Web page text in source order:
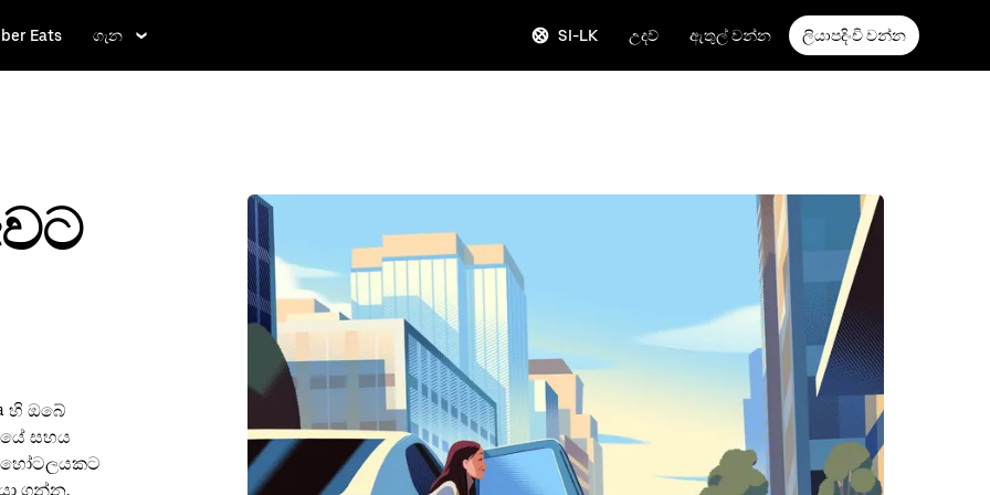
Eats ගැන SI-LK උදව් ඇතුල් වන්න ලියාපදිංචි වන්න
හි ඔබේ
සහය
හෝටලයකට
ගන්න.